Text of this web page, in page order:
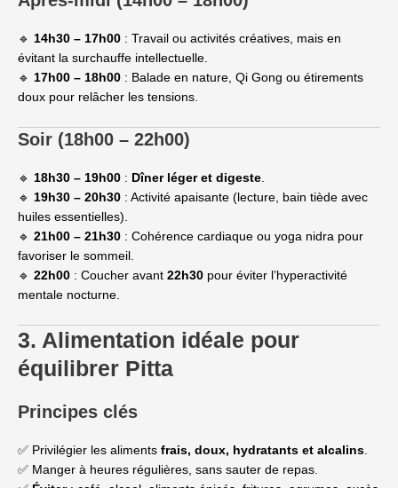
🔹 14h30 – 17h00 : Travail ou activités créatives, mais en
évitant la surchauffe intellectuelle.
🔹 17h00 – 18h00 : Balade en nature, Qi Gong ou étirements
doux pour relâcher les tensions.
Soir (18h00 – 22h00)
🔹 18h30 – 19h00 : Dîner léger et digeste
🔹 19h30 – 20h30 : Activité apaisante (lecture, bain tiède avec
huiles essentielles).
🔹 21h00 – 21h30 : Cohérence cardiaque ou yoga nidra pour
favoriser le sommeil.
🔹 22h00 : Coucher avant 22h30 pour éviter l’hyperactivité
mentale nocturne.
3. Alimentation idéale pour
équilibrer Pitta
Principes clés
✅ Privilégier les aliments frais, doux, hydratants et alcalins
✅ Manger à heures régulières, sans sauter de repas.